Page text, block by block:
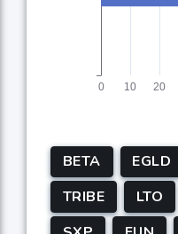
BETA EGLD
TRIBE
LTO